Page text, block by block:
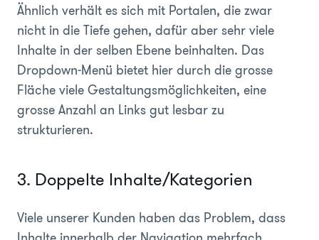
Ähnlich verhält es sich mit Portalen, die zwar
nicht in die Tiefe gehen, dafür aber sehr viele
Inhalte in der selben Ebene beinhalten. Das
Dropdown-Menü bietet hier durch die grosse
Fläche viele Gestaltungsmöglichkeiten, eine
grosse Anzahl an Links gut lesbar zu
strukturieren.
3. Doppelte Inhalte/Kategorien
Viele unserer Kunden haben das Problem, dass